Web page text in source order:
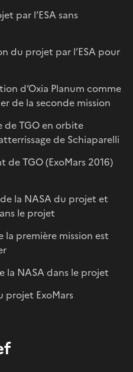
par l’ESA sans
du projet par l’ESA pour
d’Oxia Planum comme
de la seconde mission
de TGO en orbite
de Schiaparelli
de TGO (ExoMars 2016)
la NASA du projet et
le projet
la première mission est
la NASA dans le projet
projet ExoMars